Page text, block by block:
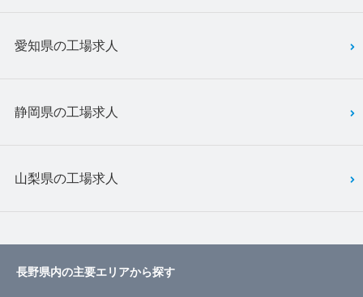
愛知県の工場求人
静岡県の工場求人
山梨県の工場求人
長野県内の主要エリアから探す